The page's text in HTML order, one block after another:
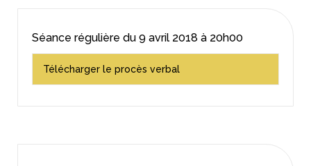
Séance régulière du 9 avril 2018 à 20h00
Télécharger le procès verbal